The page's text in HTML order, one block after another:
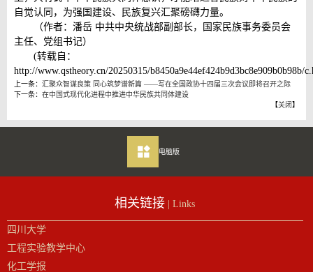
自觉认同，为强国建设、民族复兴汇聚磅礴力量。
（作者：潘岳 中共中央统战部副部长，国家民族事务委员会
主任、党组书记）
(转载自：
http://www.qstheory.cn/20250315/b8450a9e44ef424b9d3bc8e909b0b98b/
上一条： 汇聚众智谋良策 同心筑梦谱新篇 ——写在全国政协十四届三次会议即将召开之际
下一条： 在中国式现代化进程中推进中华民族共同体建设
【关闭 】
电脑版
相关链接 | Links
四川大学
工程实验教学中心
化工学报